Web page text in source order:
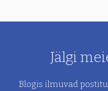
Jälgi
Blogis ilmuvad